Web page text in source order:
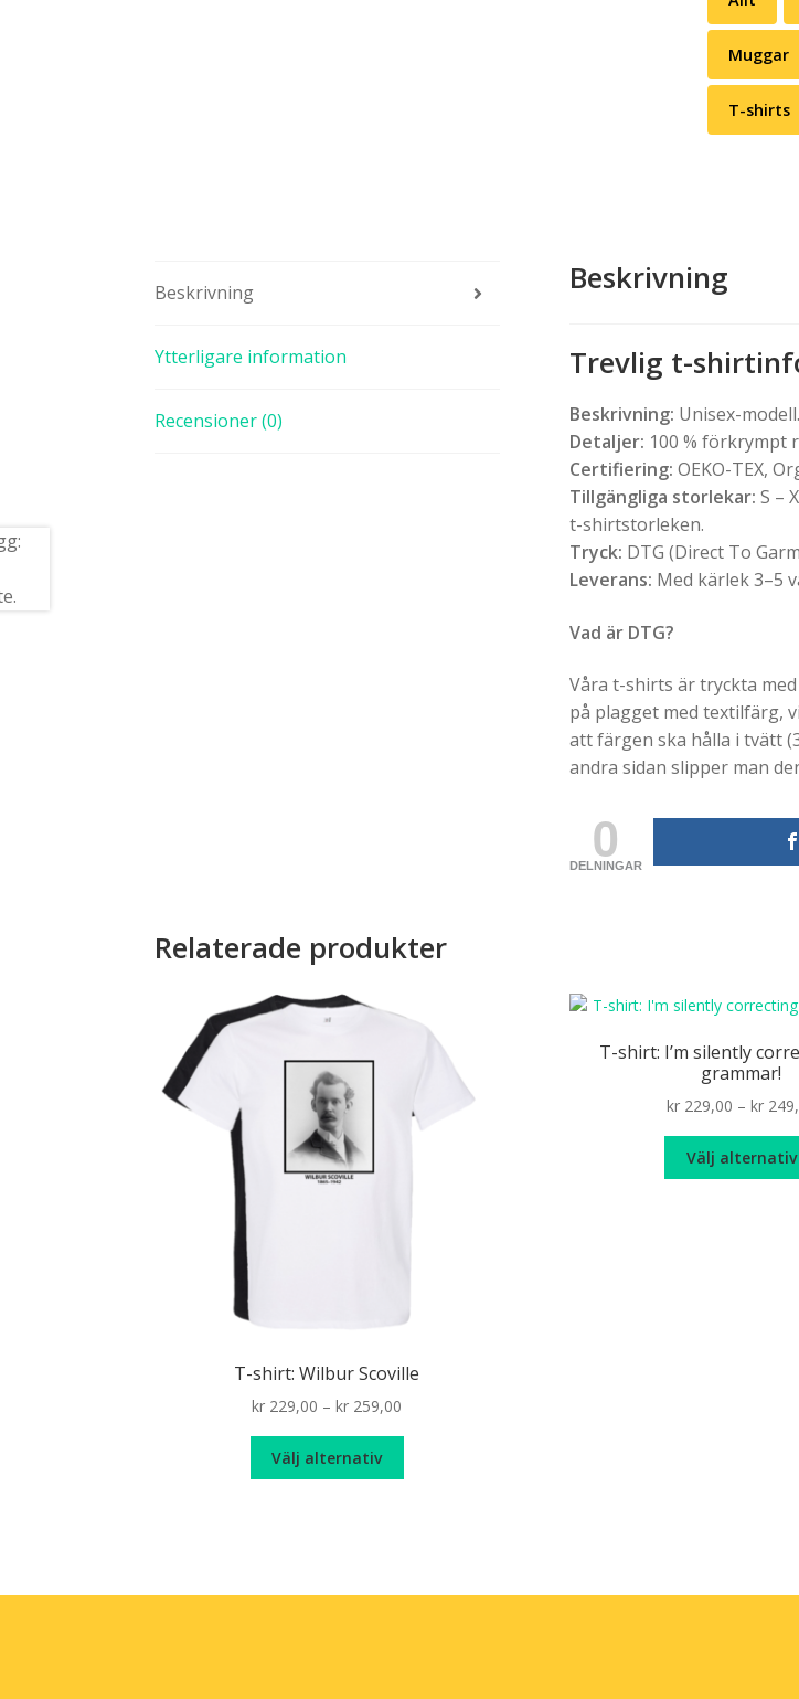
Muggar
T-shirts
Beskrivning
Ytterligare information
Recensioner (0)
Beskrivning
Trevlig t-
Beskrivning: Unisex-
Detaljer: 100 % förkrympt
Certifiering: OEKO-TEX,
Tillgängliga storlekar: S –
t-shirtstorleken.
Tryck: DTG (Direct To
Leverans: Med kärlek 3–5
Vad är DTG?
Våra t-shirts är tryckta
på plagget med textilfärg,
att färgen ska hålla i tvätt
andra sidan slipper man
0
DELNINGAR
Relaterade produkter
T-shirt: Wilbur Scoville
kr 229,00 – kr 259,00
through
Välj alternativ
De
T-shirt: I’m silently
grammar!
kr229,00 – kr
Välj alternativ